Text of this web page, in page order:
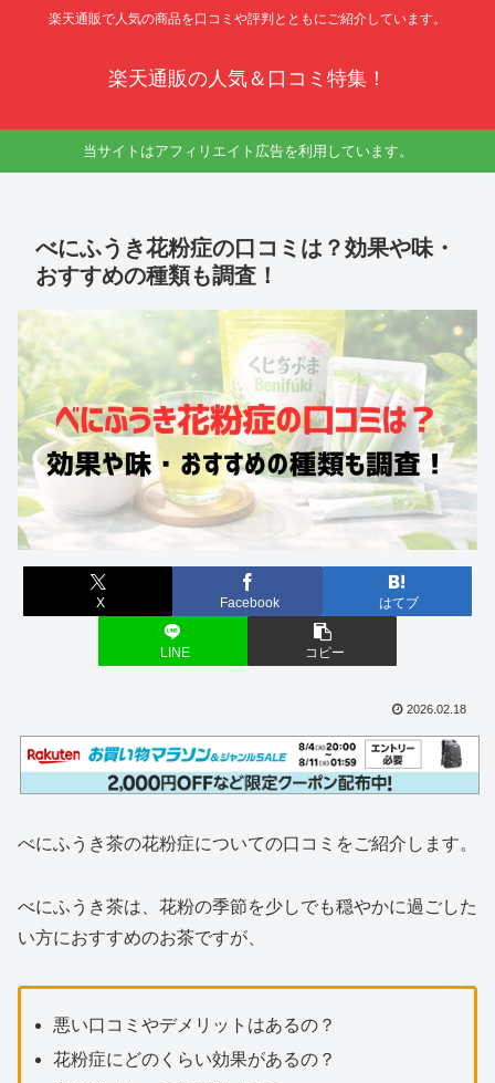
楽天通販で人気の商品を口コミや評判とともにご紹介しています。
楽天通販の人気＆口コミ特集！
当サイトはアフィリエイト広告を利用しています。
べにふうき花粉症の口コミは？効果や味・
おすすめの種類も調査！
X Facebook はてブ
LINE コピー
2026.02.18
べにふうき茶の花粉症についての口コミをご紹介します。
べにふうき茶は、花粉の季節を少しでも穏やかに過ごした
い方におすすめのお茶ですが、
悪い口コミやデメリットはあるの？
花粉症にどのくらい効果があるの？